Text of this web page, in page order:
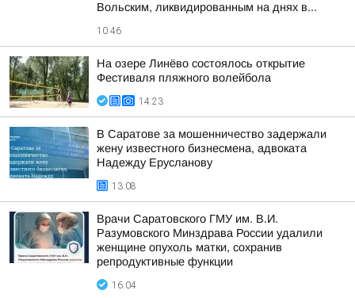
Вольским, ликвидированным на днях в...
10:46
На озере Линёво состоялось открытие
Фестиваля пляжного волейбола
14:23
В Саратове за мошенничество задержали
жену известного бизнесмена, адвоката
Надежду Ерусланову
13:08
Врачи Саратовского ГМУ им. В.И.
Разумовского Минздрава России удалили
женщине опухоль матки, сохранив
репродуктивные функции
16:04